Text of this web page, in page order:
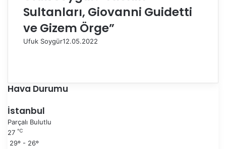
Sultanları, Giovanni Guidetti
ve Gizem Örge”
Ufuk Soygür12.05.2022
e
k
s
a
n
k
i
Hava Durumu
İstanbul
Parçalı Bulutlu
27 ℃
29º - 26º